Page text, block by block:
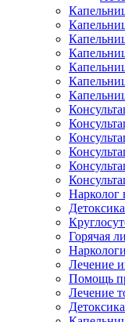
Нарколог
Горячая
Лечение
Помощь
Лечение